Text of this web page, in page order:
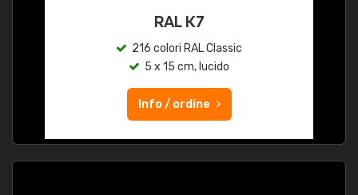
RAL K7
216 colori RAL Classic
5 x 15 cm, lucido
Info / ordine